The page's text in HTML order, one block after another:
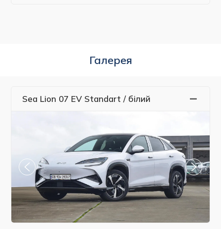
Галерея
Sea Lion 07 EV Standart / білий